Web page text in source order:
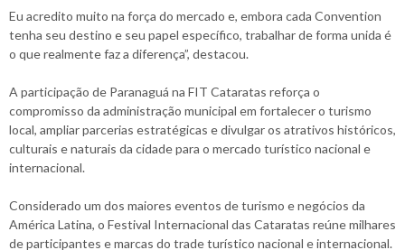
Eu acredito muito na força do mercado e, embora cada Convention
tenha seu destino e seu papel específico, trabalhar de forma unida é
o que realmente faz a diferença”, destacou.
A participação de Paranaguá na FIT Cataratas reforça o
compromisso da administração municipal em fortalecer o turismo
local, ampliar parcerias estratégicas e divulgar os atrativos históricos,
culturais e naturais da cidade para o mercado turístico nacional e
internacional.
Considerado um dos maiores eventos de turismo e negócios da
América Latina, o Festival Internacional das Cataratas reúne milhares
de participantes e marcas do trade turístico nacional e internacional.